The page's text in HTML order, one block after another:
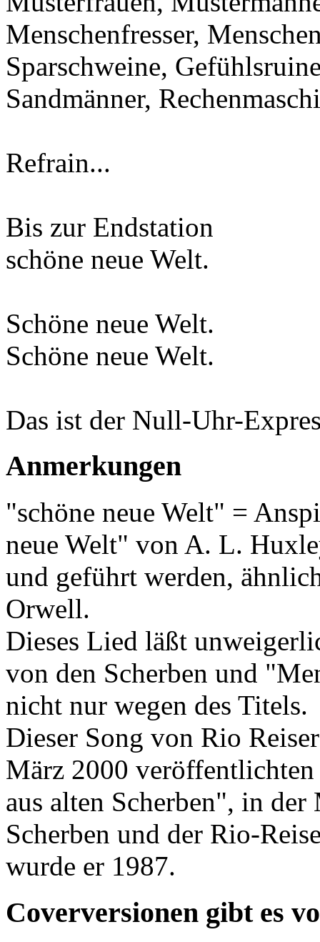
Menschenfresser,
Sparschweine,
Sandmänner,
Refrain...
Bis zur Endstation
schöne neue Welt.
Schöne neue Welt.
Schöne neue Welt.
Das ist der Null-Uhr-
Anmerkungen
"schöne neue Welt" =
neue Welt" von A. L.
und geführt werden,
Orwell.
Dieses Lied läßt
von den Scherben und
nicht nur wegen des Titels.
Dieser Song von Rio
März 2000
aus alten Scherben", in
Scherben und der Rio-
wurde er 1987.
Coverversionen gibt es